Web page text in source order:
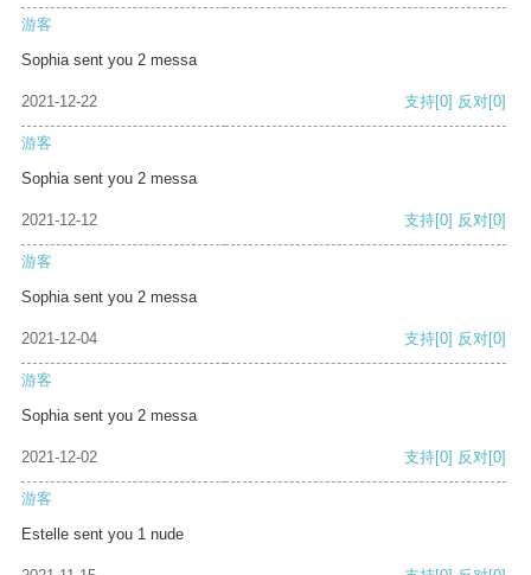
游客
Sophia sent you 2 messa
2021-12-22 支持[0] 反对[0]
游客
Sophia sent you 2 messa
2021-12-12 支持[0] 反对[0]
游客
Sophia sent you 2 messa
2021-12-04 支持[0] 反对[0]
游客
Sophia sent you 2 messa
2021-12-02 支持[0] 反对[0]
游客
Estelle sent you 1 nude